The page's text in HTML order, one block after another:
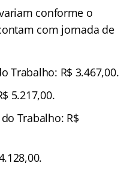
conforme o
com jornada de
Trabalho: R$ 3.467,00.
5.217,00.
Trabalho: R$